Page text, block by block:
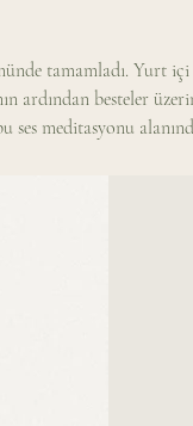
tamamladı. Yurt içi
ardından besteler
ses meditasyonu